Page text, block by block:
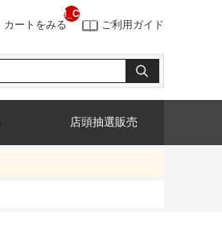
カートをみる
__ITM_CNT__
ご利用ガイド
店頭抽選販売